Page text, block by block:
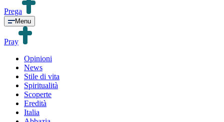
Prega
Menu
Pray
Opinioni
News
Stile di vita
Spiritualità
Scoperte
Eredità
Italia